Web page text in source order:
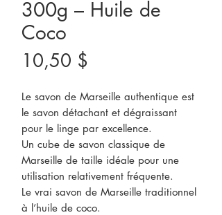
300g – Huile de
Coco
10,50 $
Le savon de Marseille authentique est
le savon détachant et dégraissant
pour le linge par excellence.
Un cube de savon classique de
Marseille de taille idéale pour une
utilisation relativement fréquente.
Le vrai savon de Marseille traditionnel
à l’huile de coco.